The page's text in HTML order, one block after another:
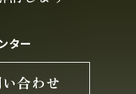
ター
合わせ